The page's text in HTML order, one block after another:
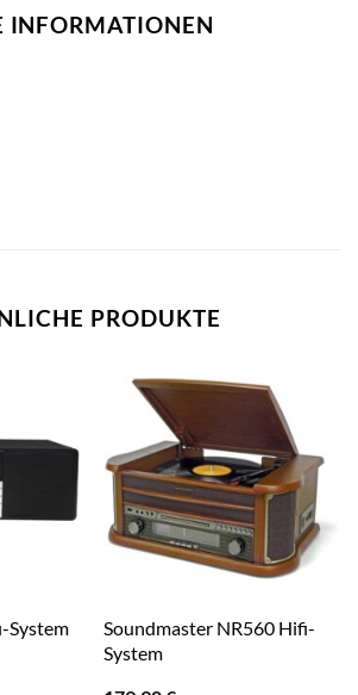
INFORMATIONEN
PRODUKTE
System
Soundmaster NR560 Hifi-
System